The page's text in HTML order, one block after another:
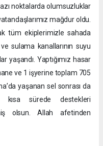
noktalarda olumsuzluklar
mağdur oldu.
tüm ekiplerimizle sahada
sulama kanallarının suyu
yaşandı. Yaptığımız hasar
ve 1 işyerine toplam 705
yaşanan sel sonrası da
kısa sürede destekleri
olsun. Allah afetinden